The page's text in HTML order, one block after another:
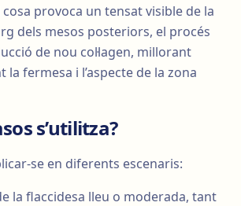
cosa provoca un tensat visible de la
dels mesos posteriors, el procés
de nou col·lagen, millorant
fermesa i l’aspecte de la zona
s’utilitza?
se en diferents escenaris:
la flaccidesa lleu o moderada, tant